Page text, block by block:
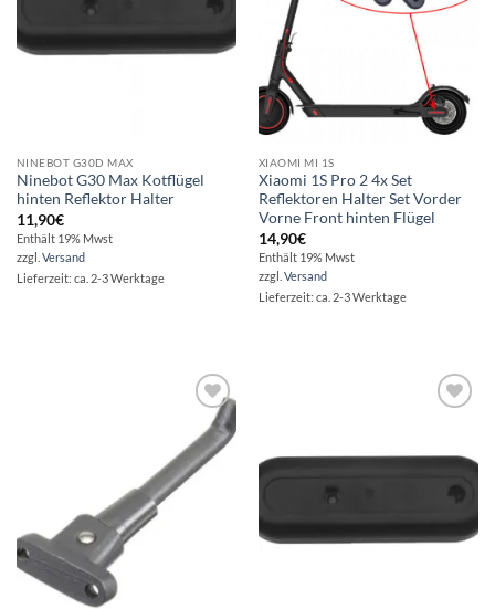
NINEBOT G30D MAX
Ninebot G30 Max Kotflügel
hinten Reflektor Halter
11,90€
Enthält 19% Mwst
zzgl. Versand
Lieferzeit: ca. 2-3 Werktage
XIAOMI MI 1S
Xiaomi 1S Pro 2 4x Set
Reflektoren Halter Set Vorder
Vorne Front hinten Flügel
14,90€
Enthält 19% Mwst
zzgl. Versand
Lieferzeit: ca. 2-3 Werktage
Auf die
Wunschliste